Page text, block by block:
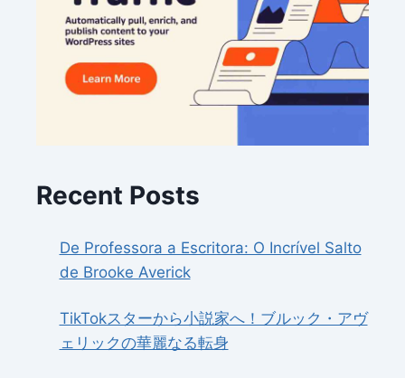
Recent Posts
De Professora a Escritora: O Incrível Salto
de Brooke Averick
TikTokスターから小説家へ！ブルック・アヴ
ェリックの華麗なる転身